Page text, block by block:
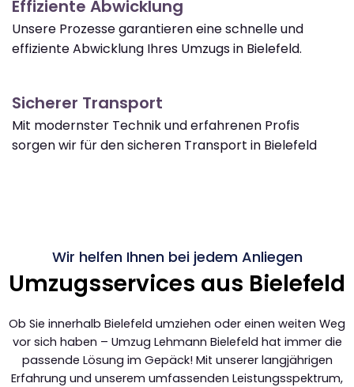
Effiziente Abwicklung
Unsere Prozesse garantieren eine schnelle und
effiziente Abwicklung Ihres Umzugs in Bielefeld.
Sicherer Transport
Mit modernster Technik und erfahrenen Profis
sorgen wir für den sicheren Transport in Bielefeld
Wir helfen Ihnen bei jedem Anliegen​
Umzugsservices aus Bielefeld
Ob Sie innerhalb Bielefeld umziehen oder einen weiten Weg
vor sich haben – Umzug Lehmann Bielefeld hat immer die
passende Lösung im Gepäck! Mit unserer langjährigen
Erfahrung und unserem umfassenden Leistungsspektrum,